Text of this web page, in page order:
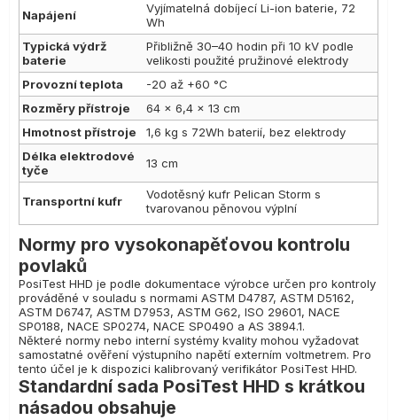
Napájení
Vyjímatelná dobíjecí Li-ion baterie, 72
Wh
Typická výdrž
baterie
Přibližně 30–40 hodin při 10 kV podle
velikosti použité pružinové elektrody
Provozní teplota
-20 až +60 °C
Rozměry přístroje
64 × 6,4 × 13 cm
Hmotnost přístroje
1,6 kg s 72Wh baterií, bez elektrody
Délka elektrodové
tyče
13 cm
Transportní kufr
Vodotěsný kufr Pelican Storm s
tvarovanou pěnovou výplní
Normy pro vysokonapěťovou kontrolu
povlaků
PosiTest HHD je podle dokumentace výrobce určen pro kontroly
prováděné v souladu s normami ASTM D4787, ASTM D5162,
ASTM D6747, ASTM D7953, ASTM G62, ISO 29601, NACE
SP0188, NACE SP0274, NACE SP0490 a AS 3894.1.
Některé normy nebo interní systémy kvality mohou vyžadovat
samostatné ověření výstupního napětí externím voltmetrem. Pro
tento účel je k dispozici kalibrovaný verifikátor PosiTest HHD.
Standardní sada PosiTest HHD s krátkou
násadou obsahuje